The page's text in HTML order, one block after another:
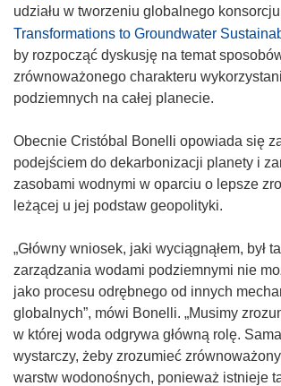
o
d
n
o
ś
i
k
o
o
r
z
y
s
i
ę
udziału w tworzeniu globalnego
Transformations to Groundwater
by rozpocząć dyskusję na temat
zrównoważonego charakteru
podziemnych na całej planecie.
Obecnie Cristóbal Bonelli opowiada się
podejściem do dekarbonizacji planety i
zasobami wodnymi w oparciu o lepsze
leżącej u jej podstaw geopolityki.
„Główny wniosek, jaki wyciągnąłem, był
zarządzania wodami podziemnymi nie
jako procesu odrębnego od innych
globalnych”, mówi Bonelli. „Musimy
w której woda odgrywa główną rolę.
wystarczy, żeby zrozumieć
warstw wodonośnych, ponieważ istnieje